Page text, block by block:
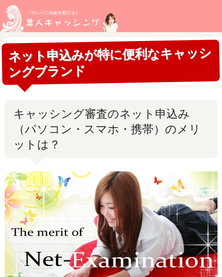
ネット申込みが特に便利なキャッシ
ングブランド
キャッシング審査のネット申込み
（パソコン・スマホ・携帯）のメリ
ットは？